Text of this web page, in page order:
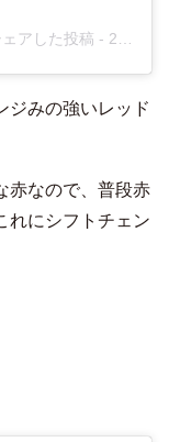
アした投稿 - 2017年11月月16日午後8時17分PST
ジみの強いレッド
赤なので、普段赤
れにシフトチェン